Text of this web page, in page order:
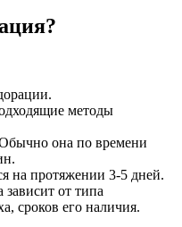
методы
она по времени
на протяжении 3-5 дней.
зависит от типа
сроков его наличия.